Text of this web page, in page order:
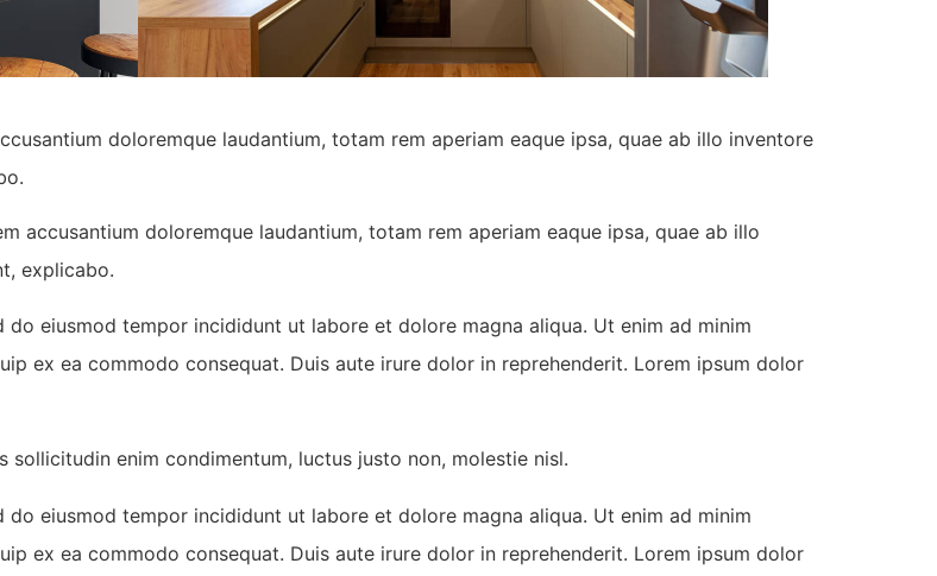
doloremque laudantium, totam rem aperiam eaque ipsa, quae ab illo inventore
accusantium doloremque laudantium, totam rem aperiam eaque ipsa, quae ab illo
explicabo.
eiusmod tempor incididunt ut labore et dolore magna aliqua. Ut enim ad minim
ex ea commodo consequat. Duis aute irure dolor in reprehenderit. Lorem ipsum dolor
enim condimentum, luctus justo non, molestie nisl.
eiusmod tempor incididunt ut labore et dolore magna aliqua. Ut enim ad minim
ex ea commodo consequat. Duis aute irure dolor in reprehenderit. Lorem ipsum dolor